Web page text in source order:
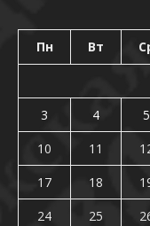
Пн Вт
3
4 5
10
11
17
18
24
25